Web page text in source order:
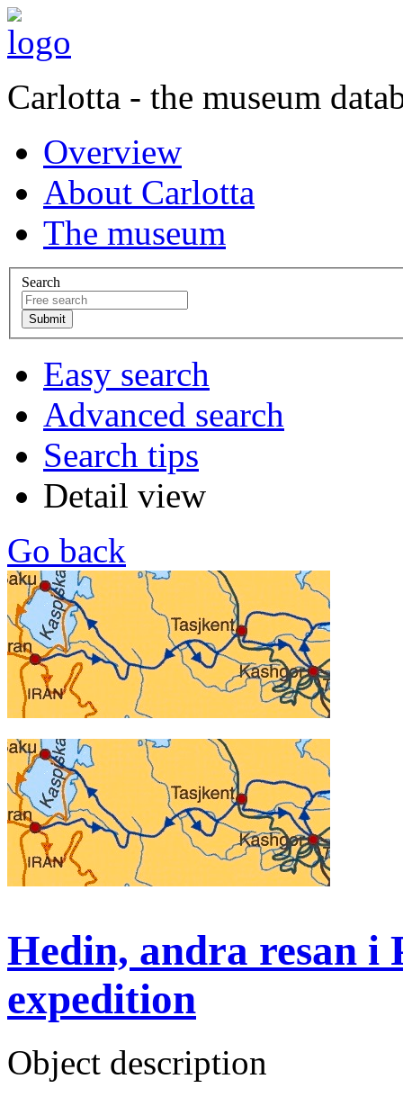
Carlotta - the museum
Overview
About Carlotta
The museum
Search
Easy search
Advanced search
Search tips
Detail view
Go back
Hedin, andra resan i
expedition
Object description